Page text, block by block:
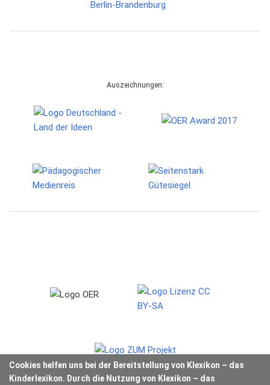
Cookies helfen uns bei der Bereitstellung von Klexikon – das
Kinderlexikon. Durch die Nutzung von Klexikon – das
Auszeichnungen: